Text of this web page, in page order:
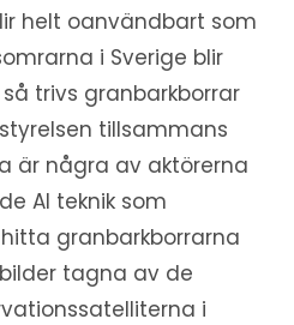
helt oanvändbart som
i Sverige blir
trivs granbarkborrar
tillsammans
är några av aktörerna
AI teknik som
granbarkborrarna
tagna av de
i